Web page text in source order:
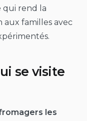
qui rend la
aux familles avec
se visite
les